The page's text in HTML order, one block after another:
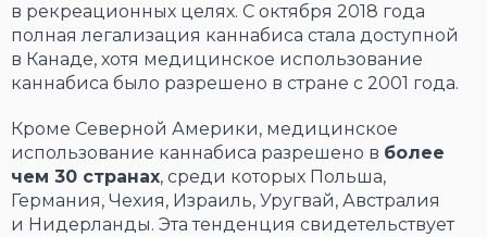
в рекреационных целях. С октября 2018 года
полная легализация каннабиса стала доступной
в Канаде, хотя медицинское использование
каннабиса было разрешено в стране с 2001 года.
Кроме Северной Америки, медицинское
использование каннабиса разрешено в более
чем 30 странах, среди которых Польша,
Германия, Чехия, Израиль, Уругвай, Австралия
и Нидерланды. Эта тенденция свидетельствует